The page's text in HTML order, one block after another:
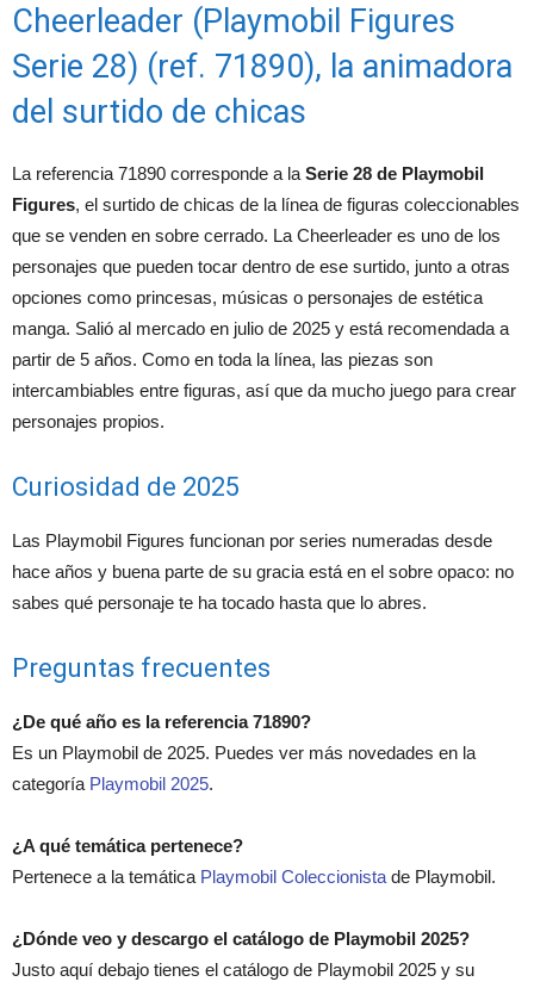
Cheerleader (Playmobil Figures
Serie 28) (ref. 71890), la animadora
del surtido de chicas
La referencia 71890 corresponde a la Serie 28 de Playmobil
Figures, el surtido de chicas de la línea de figuras coleccionables
que se venden en sobre cerrado. La Cheerleader es uno de los
personajes que pueden tocar dentro de ese surtido, junto a otras
opciones como princesas, músicas o personajes de estética
manga. Salió al mercado en julio de 2025 y está recomendada a
partir de 5 años. Como en toda la línea, las piezas son
intercambiables entre figuras, así que da mucho juego para crear
personajes propios.
Curiosidad de 2025
Las Playmobil Figures funcionan por series numeradas desde
hace años y buena parte de su gracia está en el sobre opaco: no
sabes qué personaje te ha tocado hasta que lo abres.
Preguntas frecuentes
¿De qué año es la referencia 71890?
Es un Playmobil de 2025. Puedes ver más novedades en la
categoría Playmobil 2025.
¿A qué temática pertenece?
Pertenece a la temática Playmobil Coleccionista de Playmobil.
¿Dónde veo y descargo el catálogo de Playmobil 2025?
Justo aquí debajo tienes el catálogo de Playmobil 2025 y su